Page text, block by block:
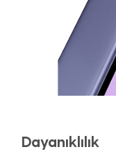
Dayanıklılık